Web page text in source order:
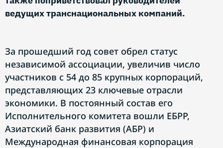
ведущих транснациональных компаний.
За прошедший год совет обрел статус
независимой ассоциации, увеличив число
участников с 54 до 85 крупных корпораций,
представляющих 23 ключевые отрасли
экономики. В постоянный состав его
Исполнительного комитета вошли ЕБРР,
Азиатский банк развития (АБР) и
Международная финансовая корпорация